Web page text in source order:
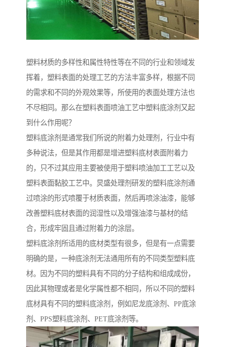
塑料材质的多样性和属性特性等在不同的行业和领域发
挥着，塑料表面的处理工艺的方法丰富多样，根据不同
的需求和不同的外观效果等，所使用的表面处理方法也
不尽相同。那么在塑料表面喷油工艺中塑料底涂剂又起
到什么作用呢？
塑料底涂剂是通常我们所说的附着力处理剂，行业中有
多种说法，但是其作用都是增进塑料底材表面附着力
的，只不过其应用主要被使用于塑料喷油加工工艺以及
塑料表面黏胶工艺中。炅盛处理剂研发的塑料底涂剂通
过喷涂的形式喷覆于材质表面，然后再喷涂油漆，能够
改善塑料底材表面的润湿性以及增强油漆与基材的结
合，形成牢固且通过附着力的涂层。
塑料底涂剂所适用的底材类型有很多，但是有一点需要
明确的是，一种底涂剂无法通用所有的不同类型塑料底
材。因为不同的塑料具有不同的分子结构和组成成份，
因此其物理或者是化学属性都不相同，所以不同的塑料
底材具有不同的塑料底涂剂，例如尼龙底涂剂、PP底涂
剂、PPS塑料底涂剂、PET底涂剂等。